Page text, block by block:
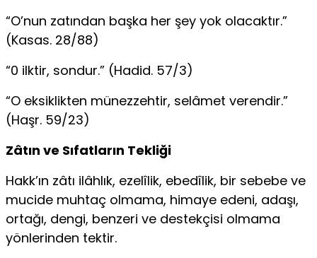
“O’nun zatından başka her şey yok olacaktır.”
(Kasas. 28/88)
“0 ilktir, sondur.” (Hadid. 57/3)
“O eksiklikten münezzehtir, selâmet verendir.”
(Haşr. 59/23)
Zâtın ve Sıfatların Tekliği
Hakk’ın zâtı ilâhlık, ezelîlik, ebedîlik, bir sebebe ve
mucide muhtaç olmama, himaye edeni, adaşı,
ortağı, dengi, benzeri ve destekçisi olmama
yönlerinden tektir.